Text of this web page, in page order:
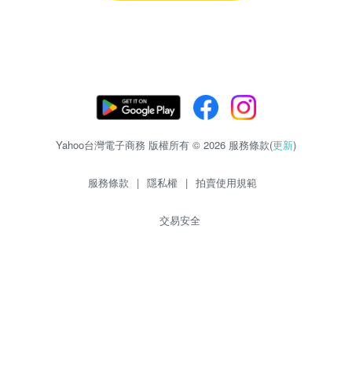
Yahoo台灣電子商務 版權所有 © 2026 服務條款(更新)
服務條款 | 隱私權 | 拍賣使用規範
交易安全